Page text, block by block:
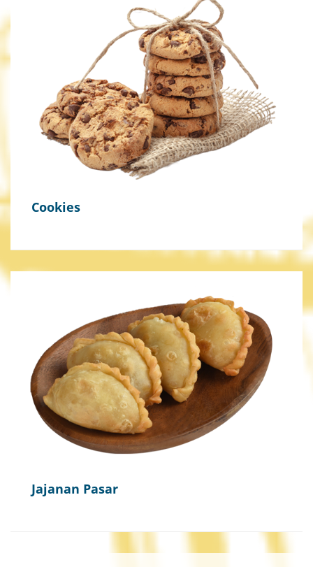
Cookies
Jajanan Pasar